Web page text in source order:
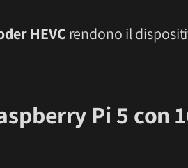
HEVC rendono il
Pi 5 con